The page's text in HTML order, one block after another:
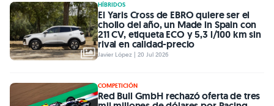
HÍBRIDOS
El Yaris Cross de EBRO quiere ser el
chollo del año, un Made in Spain con
211 CV, etiqueta ECO y 5,3 l/100 km sin
rival en calidad-precio
Javier López | 20 Jul 2026
COMPETICIÓN
Red Bull GmbH rechazó oferta de tres